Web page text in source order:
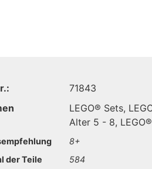
71843
LEGO® Sets,
Alter 5 - 8,
8+
der Teile
584